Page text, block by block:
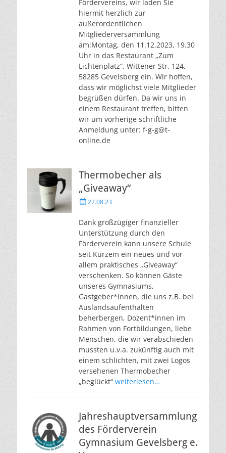
Fördervereins, wir laden Sie
hiermit herzlich zur
außerordentlichen
Mitgliederversammlung
am:Montag, den 11.12.2023, 19.30
Uhr in das Restaurant „Zum
Lichtenplatz“, Wittener Str. 124,
58285 Gevelsberg ein. Wir hoffen,
dass wir möglichst viele Mitglieder
begrüßen dürfen. Da wir uns in
einem Restaurant treffen, bitten
wir um vorherige schriftliche
Anmeldung unter: f-g-g@t-
online.de
Thermobecher als
„Giveaway“
Veröffentlicht
22.08.23
Dank großzügiger finanzieller
Unterstützung durch den
Förderverein kann unsere Schule
seit Kurzem ein neues und vor
allem praktisches „Giveaway“
verschenken. So können Gäste
unseres Gymnasiums,
Gastgeber*innen, die uns z.B. bei
Auslandsaufenthalten
beherbergen, Dozent*innen im
Rahmen von Fortbildungen, liebe
Menschen, die wir verabschieden
mussten u.v.a. zukünftig auch mit
einem schlichten, mit zwei Logos
versehenen Thermobecher
„beglückt“ weiterlesen…
Jahreshauptversammlung
des Förderverein
Gymnasium Gevelsberg e.